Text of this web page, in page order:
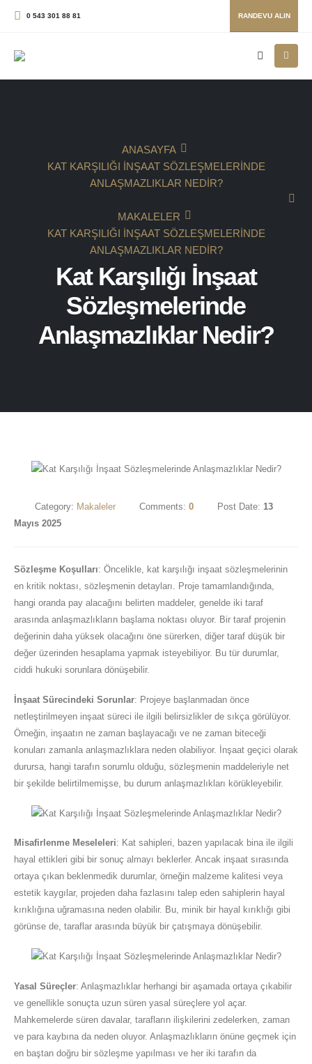
0 543 301 88 81 RANDEVU ALIN
ANASAYFA
KAT KARŞILIĞI İNŞAAT SÖZLEŞMELERINDE
ANLAŞMAZLIKLAR NEDIR?
MAKALELER
KAT KARŞILIĞI İNŞAAT SÖZLEŞMELERINDE
ANLAŞMAZLIKLAR NEDIR?
Kat Karşılığı İnşaat
Sözleşmelerinde
Anlaşmazlıklar Nedir?
Category: Makaleler Comments: 0 Post Date: 13
Mayıs 2025
Sözleşme Koşulları: Öncelikle, kat karşılığı inşaat sözleşmelerinin
en kritik noktası, sözleşmenin detayları. Proje tamamlandığında,
hangi oranda pay alacağını belirten maddeler, genelde iki taraf
arasında anlaşmazlıkların başlama noktası oluyor. Bir taraf projenin
değerinin daha yüksek olacağını öne sürerken, diğer taraf düşük bir
değer üzerinden hesaplama yapmak isteyebiliyor. Bu tür durumlar,
ciddi hukuki sorunlara dönüşebilir.
İnşaat Sürecindeki Sorunlar: Projeye başlanmadan önce
netleştirilmeyen inşaat süreci ile ilgili belirsizlikler de sıkça görülüyor.
Örneğin, inşaatın ne zaman başlayacağı ve ne zaman biteceği
konuları zamanla anlaşmazlıklara neden olabiliyor. İnşaat geçici olarak
durursa, hangi tarafın sorumlu olduğu, sözleşmenin maddeleriyle net
bir şekilde belirtilmemişse, bu durum anlaşmazlıkları körükleyebilir.
Misafirlenme Meseleleri: Kat sahipleri, bazen yapılacak bina ile ilgili
hayal ettikleri gibi bir sonuç almayı beklerler. Ancak inşaat sırasında
ortaya çıkan beklenmedik durumlar, örneğin malzeme kalitesi veya
estetik kaygılar, projeden daha fazlasını talep eden sahiplerin hayal
kırıklığına uğramasına neden olabilir. Bu, minik bir hayal kırıklığı gibi
görünse de, taraflar arasında büyük bir çatışmaya dönüşebilir.
Yasal Süreçler: Anlaşmazlıklar herhangi bir aşamada ortaya çıkabilir
ve genellikle sonuçta uzun süren yasal süreçlere yol açar.
Mahkemelerde süren davalar, tarafların ilişkilerini zedelerken, zaman
ve para kaybına da neden oluyor. Anlaşmazlıkların önüne geçmek için
en baştan doğru bir sözleşme yapılması ve her iki tarafın da